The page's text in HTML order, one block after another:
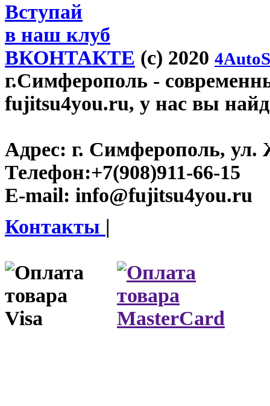
Вступай
в наш клуб
ВКОНТАКТЕ (c) 2020
г.Симферополь -
fujitsu4you.ru, у нас вы
Адрес: г. Симферополь, ул.
Телефон:+7(908)911-66-15
E-mail: info@fujitsu4you.ru
Контакты |